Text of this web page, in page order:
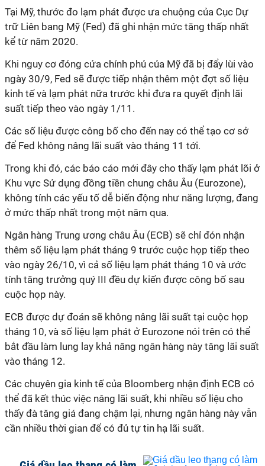
Tại Mỹ, thước đo lạm phát được ưa chuộng của Cục Dự
trữ Liên bang Mỹ (Fed) đã ghi nhận mức tăng thấp nhất
kể từ năm 2020.
Khi nguy cơ đóng cửa chính phủ của Mỹ đã bị đẩy lùi vào
ngày 30/9, Fed sẽ được tiếp nhận thêm một đợt số liệu
kinh tế và lạm phát nữa trước khi đưa ra quyết định lãi
suất tiếp theo vào ngày 1/11.
Các số liệu được công bố cho đến nay có thể tạo cơ sở
để Fed không nâng lãi suất vào tháng 11 tới.
Trong khi đó, các báo cáo mới đây cho thấy lạm phát lõi ở
Khu vực Sử dụng đồng tiền chung châu Âu (Eurozone),
không tính các yếu tố dễ biến động như năng lượng, đang
ở mức thấp nhất trong một năm qua.
Ngân hàng Trung ương châu Âu (ECB) sẽ chỉ đón nhận
thêm số liệu lạm phát tháng 9 trước cuộc họp tiếp theo
vào ngày 26/10, vì cả số liệu lạm phát tháng 10 và ước
tính tăng trưởng quý III đều dự kiến được công bố sau
cuộc họp này.
ECB được dự đoán sẽ không nâng lãi suất tại cuộc họp
tháng 10, và số liệu lạm phát ở Eurozone nói trên có thể
bắt đầu làm lung lay khả năng ngân hàng này tăng lãi suất
vào tháng 12.
Các chuyên gia kinh tế của Bloomberg nhận định ECB có
thể đã kết thúc việc nâng lãi suất, khi nhiều số liệu cho
thấy đà tăng giá đang chậm lại, nhưng ngân hàng này vẫn
cần nhiều thời gian để có đủ tự tin hạ lãi suất.